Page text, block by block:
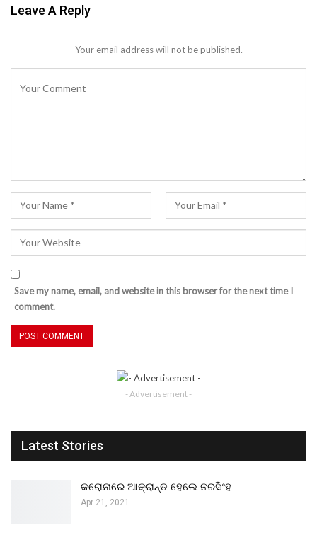
Leave A Reply
Your email address will not be published.
Save my name, email, and website in this browser for the next time I
comment.
- Advertisement -
Latest Stories
କରୋନାରେ ଆକ୍ରାନ୍ତ ହେଲେ ନରସିଂହ
Apr 21, 2021